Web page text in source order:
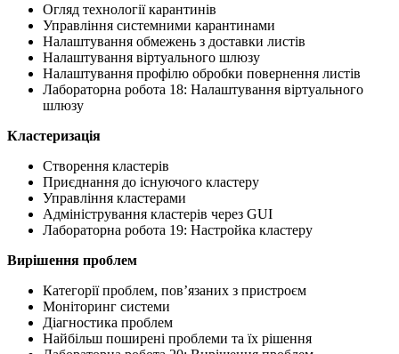
Огляд технології карантинів
Управління системними карантинами
Налаштування обмежень з доставки листів
Налаштування віртуального шлюзу
Налаштування профілю обробки повернення листів
Лабораторна робота 18: Налаштування віртуального
шлюзу
Кластеризація
Створення кластерів
Приєднання до існуючого кластеру
Управління кластерами
Адміністрування кластерів через GUI
Лабораторна робота 19: Настройка кластеру
Вирішення проблем
Категорії проблем, пов’язаних з пристроєм
Моніторинг системи
Діагностика проблем
Найбільш поширені проблеми та їх рішення